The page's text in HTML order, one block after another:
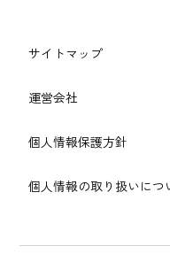
サイトマップ
運営会社
個人情報保護方針
個人情報の取り扱いにつ